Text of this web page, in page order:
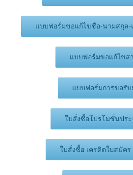
แบบฟอร์มขอแก้ไขชื่อ-นามสกุล
แบบฟอร์มขอแก้ไขส
แบบฟอร์มการขอรับ
ใบสั่งซื้อโปรโมชั่นประ
ใบสั่งซื้อ เครดิตใบสมัคร